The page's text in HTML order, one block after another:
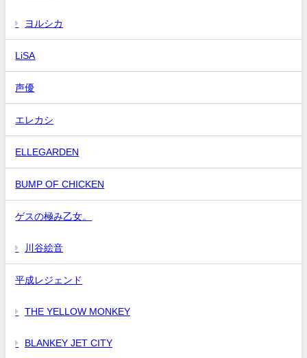
ヨルシカ
LiSA
声優
エレカシ
ELLEGARDEN
BUMP OF CHICKEN
ゲスの極み乙女。
川谷絵音
平成レジェンド
THE YELLOW MONKEY
BLANKEY JET CITY